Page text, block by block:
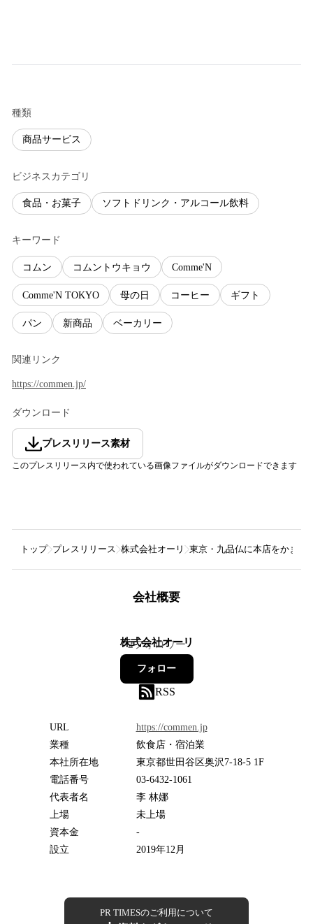
種類
商品サービス
ビジネスカテゴリ
食品・お菓子 ソフトドリンク・アルコール飲料
キーワード
コムン コムントウキョウ Comme'N
Comme'N TOKYO 母の日 コーヒー ギフト
パン 新商品 ベーカリー
関連リンク
https://commen.jp/
ダウンロード
プレスリリース素材
このプレスリリース内で使われている画像ファイルがダウンロードできます
トップ プレスリリース 株式会社オーリ 東京・九品仏に本店をかまえ
会社概要
株式会社オーリ
2フォロワー
フォロー
RSS
URL
https://commen.jp
業種
飲食店・宿泊業
本社所在地
東京都世田谷区奥沢7-18-5 1F
電話番号
03-6432-1061
代表者名
李 林娜
上場
未上場
資本金
-
設立
2019年12月
PR TIMESのご利用について